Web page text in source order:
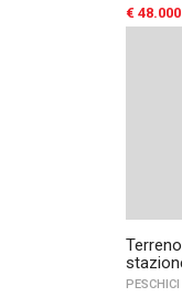
€ 48.000
PESCHICI